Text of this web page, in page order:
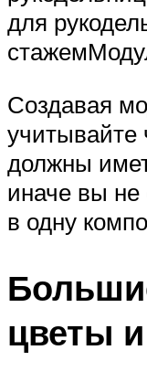
для
Создавая
учитывайте
должны
иначе вы не
в одну
цветы